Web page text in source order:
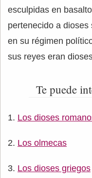
esculpidas en
pertenecido a
en su régimen
sus reyes eran
Te puede
Los dioses
Los olmecas
Los dioses griegos